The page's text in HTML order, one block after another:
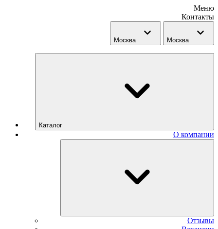
Меню
Контакты
Москва Москва
Каталог
О компании
Отзывы